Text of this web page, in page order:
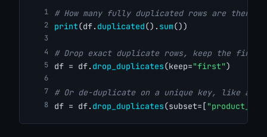
# How many fully duplicated rows are there?
print(df. duplicated(). sum())
# Drop exact duplicate rows, keep the first
df = df. drop_duplicates(keep="first")
# Or de-duplicate on a unique key, like a
df = df. drop_duplicates(subset=[